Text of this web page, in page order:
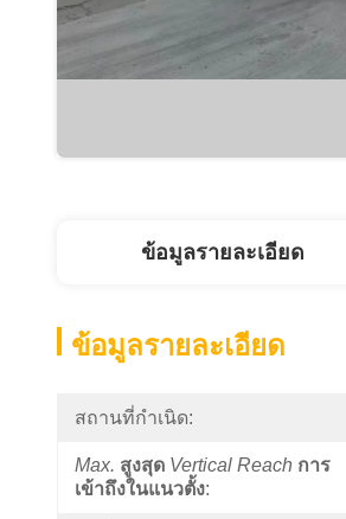
ข้อมูลรายละเอียด
ข้อมูลรายละเอียด
สถานที่กำเนิด:
Max. สูงสุด Vertical Reach การ
เข้าถึงในแนวตั้ง: